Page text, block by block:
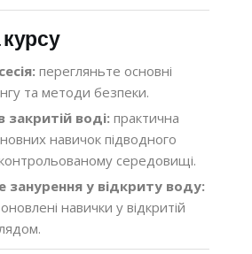
перегляньте основні
та методи безпеки.
закритій воді: практична
навичок підводного
середовищі.
занурення у відкриту воду:
навички у відкритій